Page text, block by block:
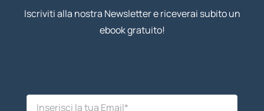
Iscriviti alla nostra Newsletter e riceverai subito un
ebook gratuito!